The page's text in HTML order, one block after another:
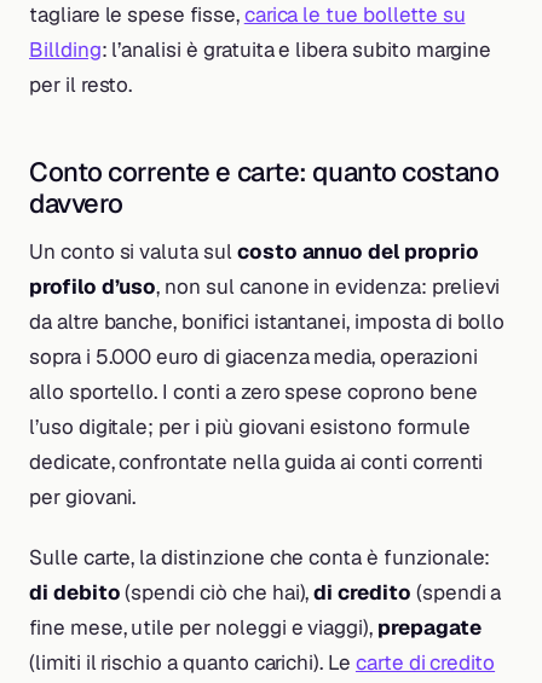
tagliare le spese fisse,carica le tue bollette su
Billding: l’analisi è gratuita e libera subito margine
per il resto.
Conto corrente e carte: quanto costano
davvero
Un conto si valuta sulcosto annuo del proprio
profilo d’uso, non sul canone in evidenza: prelievi
da altre banche, bonifici istantanei, imposta di bollo
sopra i 5.000 euro di giacenza media, operazioni
allo sportello. I conti a zero spese coprono bene
l’uso digitale; per i più giovani esistono formule
dedicate, confrontate nella guida ai conti correnti
per giovani.
Sulle carte, la distinzione che conta è funzionale:
di debito(spendi ciò che hai),di credito (spendi a
fine mese, utile per noleggi e viaggi), prepagate
(limiti il rischio a quanto carichi). Le carte di credito